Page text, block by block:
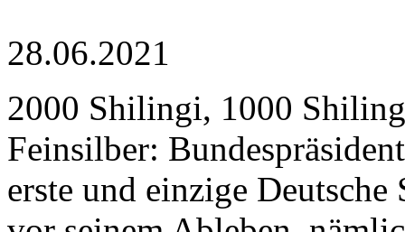
28.06.2021
2000 Shilingi, 1000
Feinsilber:
erste und einzige Deutsche